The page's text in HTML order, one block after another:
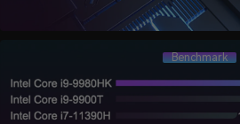
Benchmark